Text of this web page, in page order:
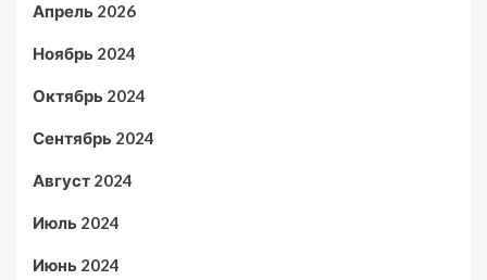
Апрель 2026
Ноябрь 2024
Октябрь 2024
Сентябрь 2024
Август 2024
Июль 2024
Июнь 2024